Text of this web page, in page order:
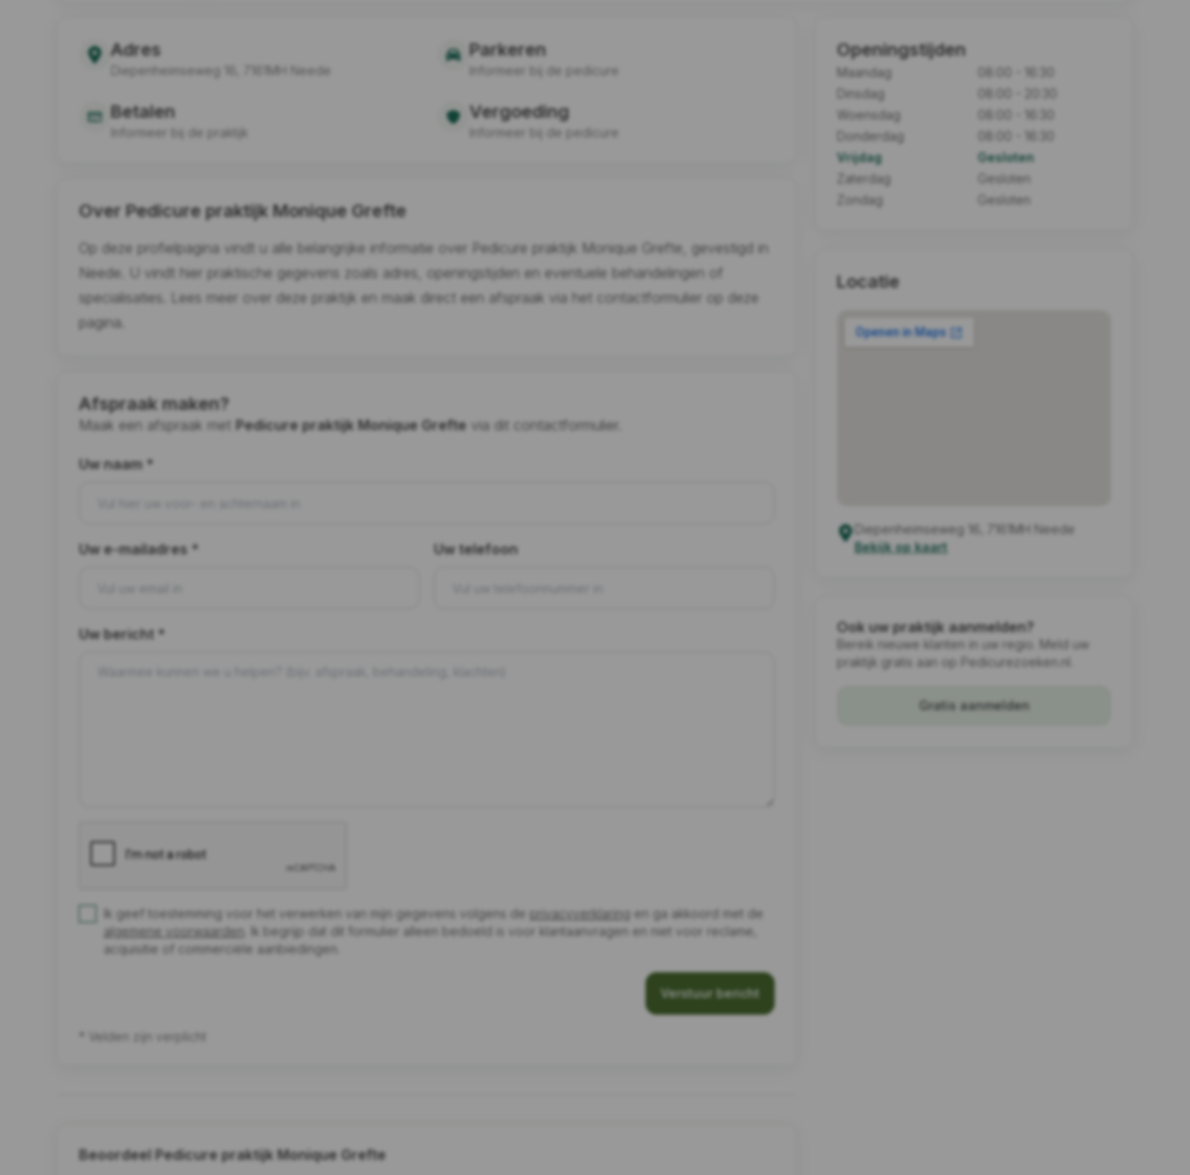
Adres
Diepenheimseweg 16, 7161MH Neede
Parkeren
Informeer bij de pedicure
Betalen
Informeer bij de praktijk
Vergoeding
Informeer bij de pedicure
Over Pedicure praktijk Monique Grefte
Op deze profielpagina vindt u alle belangrijke informatie over Pedicure praktijk Monique Grefte, gevestigd in
Neede. U vindt hier praktische gegevens zoals adres, openingstijden en eventuele behandelingen of
specialisaties. Lees meer over deze praktijk en maak direct een afspraak via het contactformulier op deze
pagina.
Afspraak maken?
Maak een afspraak met Pedicure praktijk Monique Grefte via dit contactformulier.
Uw naam *
Uw e-mailadres * Uw telefoon
Uw bericht *
Ik geef toestemming voor het verwerken van mijn gegevens volgens de privacyverklaring en ga akkoord met de
algemene voorwaarden
. Ik begrijp dat dit formulier alleen bedoeld is voor klantaanvragen en niet voor reclame,
acquisitie of commerciële aanbiedingen.
Verstuur bericht
* Velden zijn verplicht
Beoordeel Pedicure praktijk Monique Grefte
Openingstijden
Maandag
Dinsdag
Woensdag
Donderdag
Vrijdag
Gesloten
Zaterdag
Gesloten
Zondag
Gesloten
Locatie
Diepenheimseweg 16, 7161MH Neede
Bekijk op kaart
Ook uw praktijk aanmelden?
Bereik nieuwe klanten in uw regio. Meld uw
praktijk gratis aan op Pedicurezoeken.nl.
Gratis aanmelden